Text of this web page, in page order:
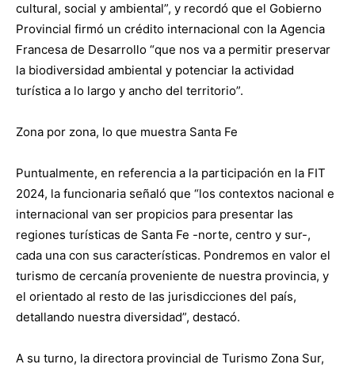
cultural, social y ambiental”, y recordó que el Gobierno
Provincial firmó un crédito internacional con la Agencia
Francesa de Desarrollo “que nos va a permitir preservar
la biodiversidad ambiental y potenciar la actividad
turística a lo largo y ancho del territorio”.
Zona por zona, lo que muestra Santa Fe
Puntualmente, en referencia a la participación en la FIT
2024, la funcionaria señaló que “los contextos nacional e
internacional van ser propicios para presentar las
regiones turísticas de Santa Fe -norte, centro y sur-,
cada una con sus características. Pondremos en valor el
turismo de cercanía proveniente de nuestra provincia, y
el orientado al resto de las jurisdicciones del país,
detallando nuestra diversidad”, destacó.
A su turno, la directora provincial de Turismo Zona Sur,